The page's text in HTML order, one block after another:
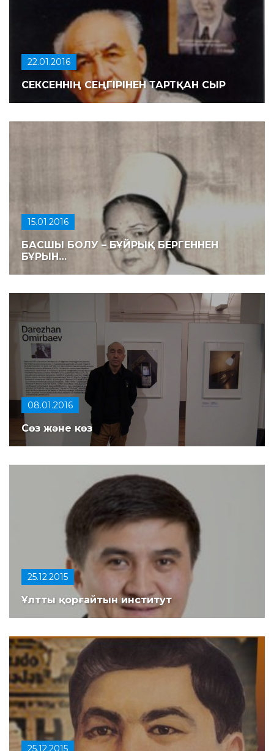
22.01.2016
СЕКСЕННІҢ СЕҢГІРІНЕН ТАРТҚАН СЫР
15.01.2016
БАСШЫ БОЛУ – БҰЙРЫҚ БЕРГЕННЕН
БҰРЫН…
08.01.2016
Сөз және көз
25.12.2015
Ұлтты қорғайтын институт
25.12.2015